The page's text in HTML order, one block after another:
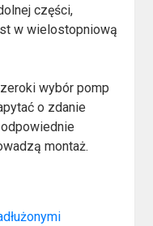
części,
w wielostopniową
wybór pomp
o zdanie
montaż.